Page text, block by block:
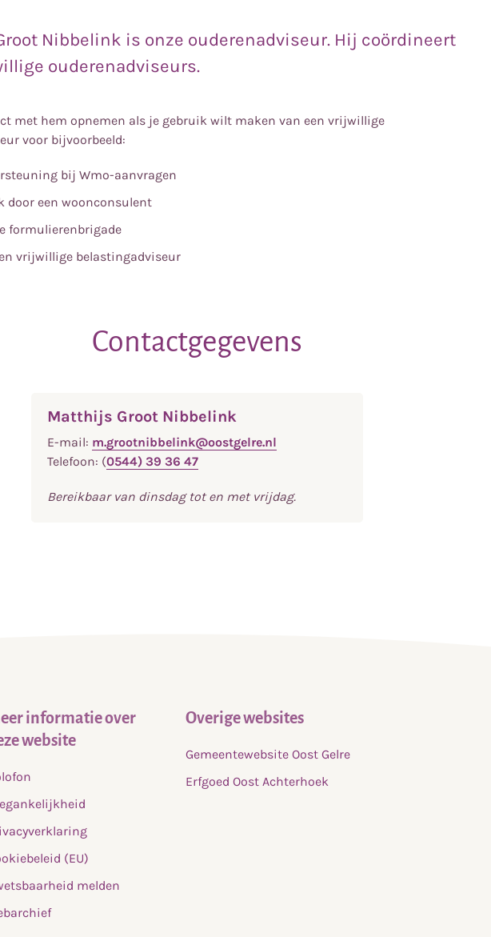
Nibbelink is onze ouderenadviseur. Hij coördineert
ouderenadviseurs.
met hem opnemen als je gebruik wilt maken van een vrijwillige
voor bijvoorbeeld:
bij Wmo-aanvragen
door een woonconsulent
formulierenbrigade
vrijwillige belastingadviseur
Contactgegevens
Matthijs Groot Nibbelink
E-mail: m.grootnibbelink@oostgelre.nl
Telefoon: (0544) 39 36 47
Bereikbaar van dinsdag tot en met vrijdag.
informatie over
website
(EU)
melden
Overige websites
Gemeentewebsite Oost Gelre
Erfgoed Oost Achterhoek